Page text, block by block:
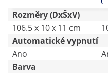
Rozměry (DxŠxV)
106.5 x 10 x 11 cm
Automatické vypnutí
Ano
Barva